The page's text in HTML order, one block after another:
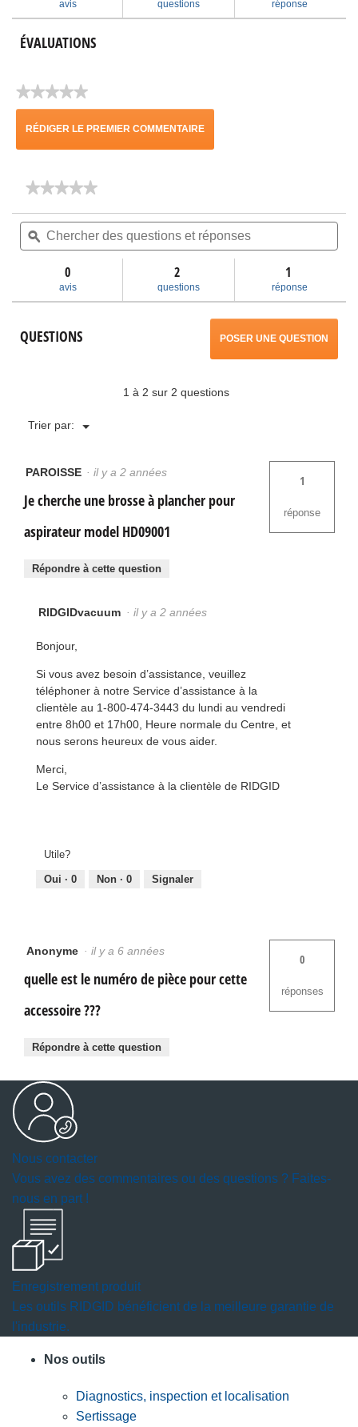
avis questions réponse
ÉVALUATIONS
★★★★★
Aucune
RÉDIGER LE PREMIER COMMENTAIRE
Cette
action
entraînera
l'ouverture
boîte
★★★★★
★★★★★
note
Accessoires
Chercher
des
questions
ϙ
0
avis
2
questions
1
réponse
QUESTIONS POSER UNE QUESTION
1 à 2 sur 2 questions
Trier par: ▼
Menu
PAROISSE · il y a 2 années
Je cherche une brosse à plancher pour
aspirateur model HD09001
1
réponse
Répondre à cette question
RIDGIDvacuum · il y a 2 années
Bonjour,
Si vous avez besoin d’assistance, veuillez
téléphoner à notre Service d’assistance à la
clientèle au 1-800-474-3443 du lundi au vendredi
entre 8h00 et 17h00, Heure normale du Centre, et
nous serons heureux de vous aider.
Merci,
Le Service d’assistance à la clientèle de RIDGID
Utile?
Oui · 0 Non · 0 Signaler
Anonyme · il y a 6 années
quelle est le numéro de pièce pour cette
accessoire ???
0
réponses
Répondre à cette question
Nous contacter
Vous avez des commentaires ou des questions ? Faites-
nous en part !
Enregistrement produit
Les outils RIDGID bénéficient de la meilleure garantie de
l'industrie.
Nos outils
Diagnostics, inspection et localisation
Sertissage